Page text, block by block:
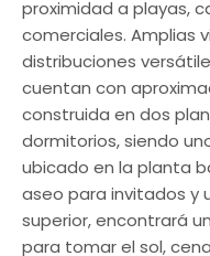
proximidad a playas,
comerciales. Amplias
distribuciones
cuentan con
construida en dos
dormitorios, siendo
ubicado en la planta
aseo para invitados y
superior, encontrará
para tomar el sol,